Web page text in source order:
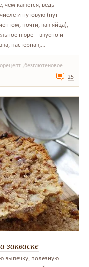
чем кажется, ведь
и нутовую (нут
почти, как яйца),
пюре – вкусно и
пастернак,...
,безглютеновое
25
закваске
выпечку, полезную